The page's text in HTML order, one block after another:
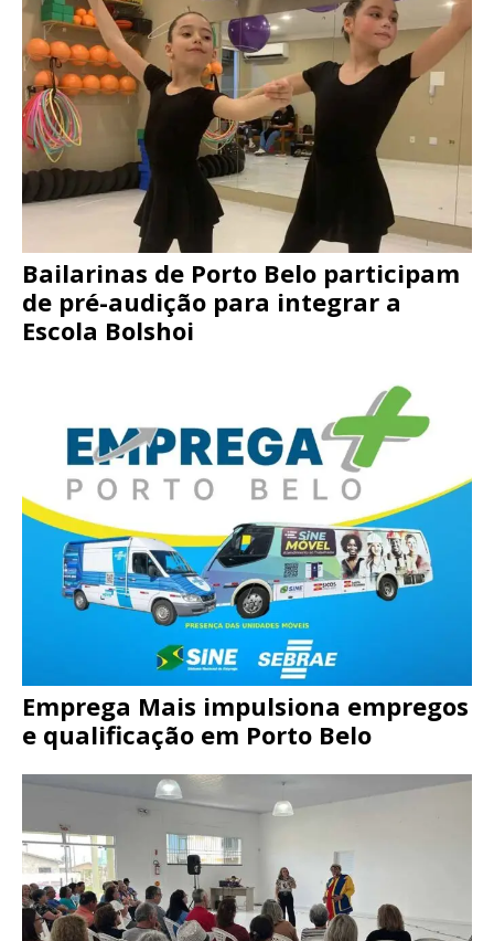
Bailarinas de Porto Belo participam
de pré-audição para integrar a
Escola Bolshoi
Emprega Mais impulsiona empregos
e qualificação em Porto Belo